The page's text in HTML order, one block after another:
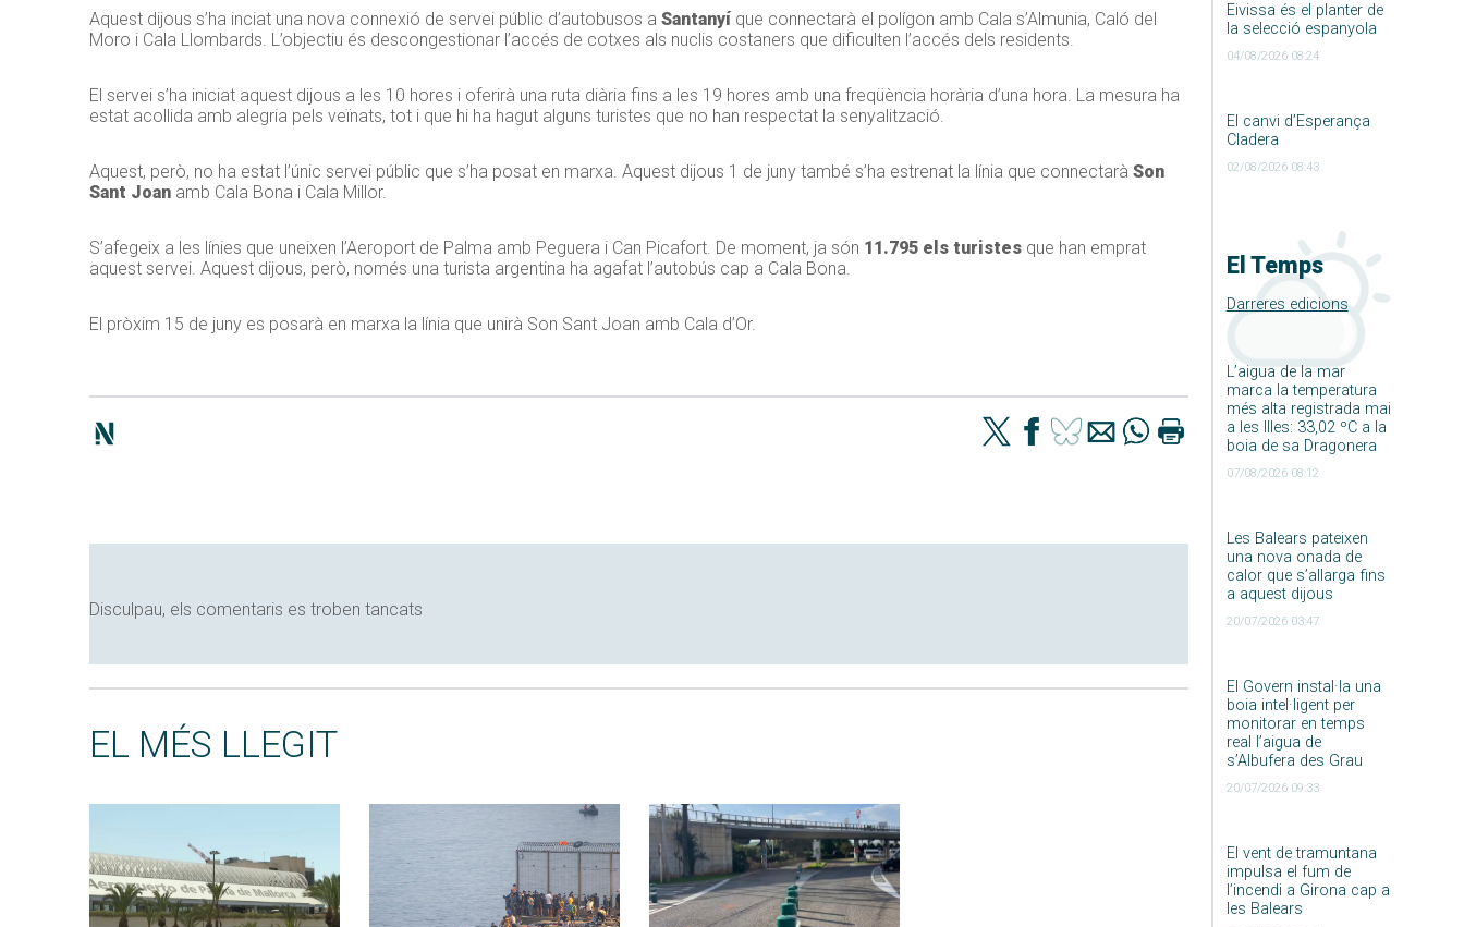
Eivissa és el planter de
la selecció espanyola
04/08/2026 08:24
El canvi d’Esperança
Cladera
02/08/2026 08:43
El Temps
Darreres edicions
L’aigua de la mar
marca la temperatura
més alta registrada mai
a les Illes: 33,02 ºC a la
boia de sa Dragonera
07/08/2026 08:12
Les Balears pateixen
una nova onada de
calor que s’allarga fins
a aquest dijous
20/07/2026 03:47
El Govern instal·la una
boia intel·ligent per
monitorar en temps
real l’aigua de
s’Albufera des Grau
20/07/2026 09:33
El vent de tramuntana
impulsa el fum de
l’incendi a Girona cap a
les Balears
Aquest dijous s’ha inciat una nova connexió de servei públic d’autobusos a Santanyí que connectarà el polígon amb Cala s’Almunia, Caló del
Moro i Cala Llombards. L’objectiu és descongestionar l’accés de cotxes als nuclis costaners que dificulten l’accés dels residents.
El servei s’ha iniciat aquest dijous a les 10 hores i oferirà una ruta diària fins a les 19 hores amb una freqüència horària d’una hora. La mesura ha
estat acollida amb alegria pels veïnats, tot i que hi ha hagut alguns turistes que no han respectat la senyalització.
Aquest, però, no ha estat l’únic servei públic que s’ha posat en marxa. Aquest dijous 1 de juny també s’ha estrenat la línia que connectarà Son
Sant Joan amb Cala Bona i Cala Millor.
S’afegeix a les línies que uneixen l’Aeroport de Palma amb Peguera i Can Picafort. De moment, ja són 11.795 els turistes que han emprat
aquest servei. Aquest dijous, però, només una turista argentina ha agafat l’autobús cap a Cala Bona.
El pròxim 15 de juny es posarà en marxa la línia que unirà Son Sant Joan amb Cala d’Or.
Disculpau, els comentaris es troben tancats
EL MÉS LLEGIT